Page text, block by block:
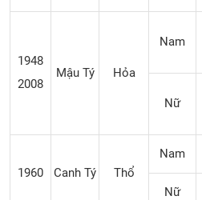
1948
2008
Mậu Tý Hỏa
Nam
Nữ
1960 Canh Tý Thổ
Nam
Nữ